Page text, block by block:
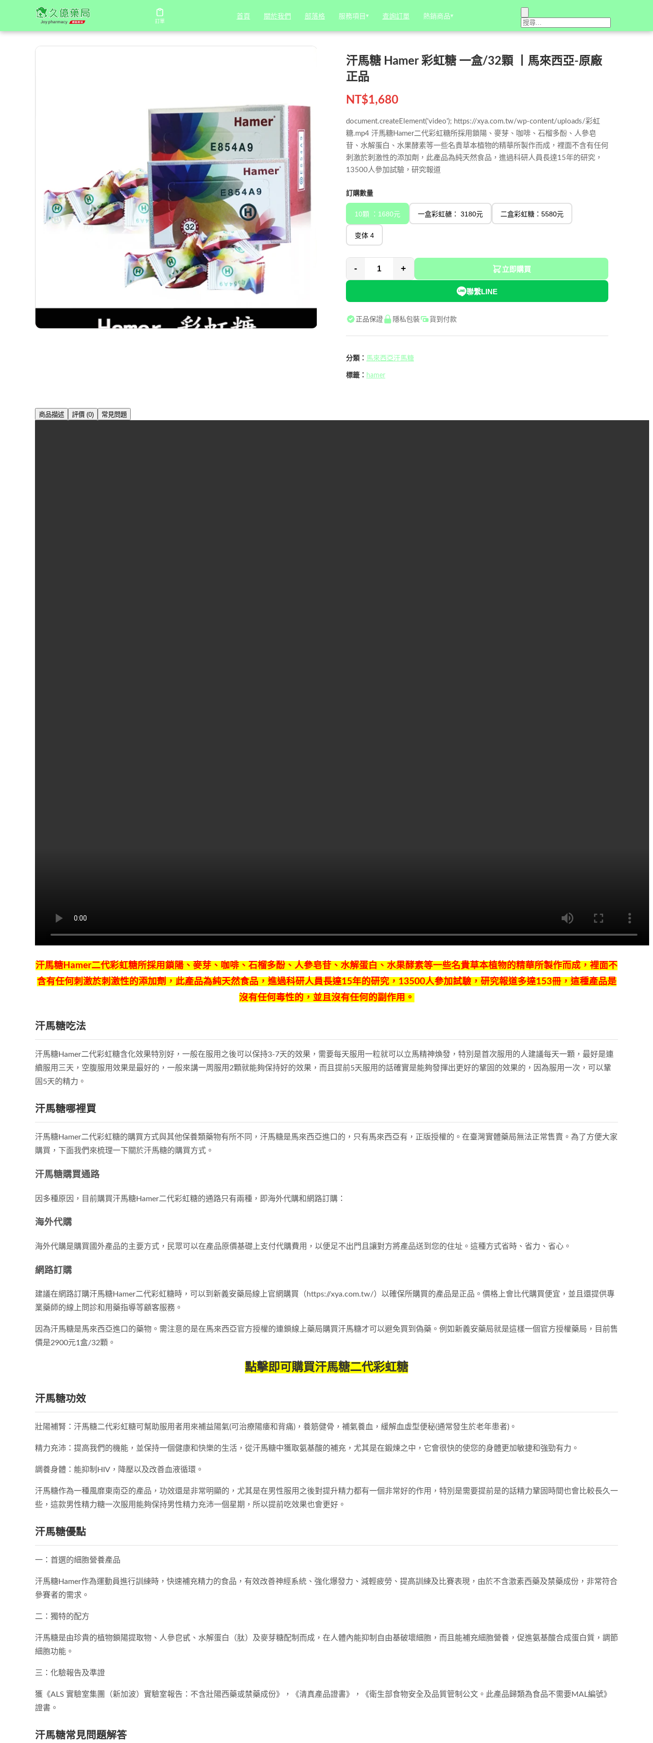
訂單
首頁 關於我們 部落格 服務項目 ▾ 查詢訂單 熱銷商品▾
訂單
首頁 關於我們 部落格 服務項目 ▾ 查詢訂單 熱銷商品▾
首頁 / 商店 / 馬來西亞汗馬糖 汗馬糖 Hamer 彩虹糖 一盒/32顆 丨馬來西亞-原廠正品
汗馬糖 Hamer 彩虹糖 一盒/32顆 丨馬來西亞-原廠
正品
NT$1,680
document.createElement('video'); https://xya.com.tw/wp-content/uploads/彩虹
糖.mp4 汗馬糖Hamer二代彩虹糖所採用鎖陽、麥芽、咖啡、石榴多酚、人參皂
苷、水解蛋白、水果酵素等一些名貴草本植物的精華所製作而成，裡面不含有任何
刺激於刺激性的添加劑，此產品為純天然食品，進過科研人員長達15年的研究，
13500人參加試驗，研究報道
訂購數量
10顆 ：1680元 一盒彩虹赯： 3180元 二盒彩虹糖：5580元
变体 4
- + 立即購買
聯繫LINE
正品保證 隱私包裝 貨到付款
分類： 馬來西亞汗馬糖
標籤： hamer
商品描述 評價 (0) 常見問題
汗馬糖Hamer二代彩虹糖所採用鎖陽、麥芽、咖啡、石榴多酚、人參皂苷、水解蛋白、水果酵素等一些名貴草本植物的精華所製作而成，裡面不
含有任何刺激於刺激性的添加劑，此產品為純天然食品，進過科研人員長達15年的研究，13500人參加試驗，研究報道多達153冊，這種產品是
沒有任何毒性的，並且沒有任何的副作用。
汗馬糖吃法
汗馬糖Hamer二代彩虹糖含化效果特別好，一般在服用之後可以保持3-7天的效果，需要每天服用一粒就可以立馬精神煥發，特別是首次服用的人建議每天一顆，最好是連
續服用三天，空腹服用效果是最好的，一般來講一周服用2顆就能夠保持好的效果，而且提前5天服用的話確實是能夠發揮出更好的鞏固的效果的，因為服用一次，可以鞏
固5天的精力。
汗馬糖哪裡買
汗馬糖Hamer二代彩虹糖的購買方式與其他保養類藥物有所不同，汗馬糖是馬來西亞進口的，只有馬來西亞有，正版授權的。在臺灣實體藥局無法正常售賣。為了方便大家
購買，下面我們來梳理一下關於汗馬糖的購買方式。
汗馬糖購買通路
因多種原因，目前購買汗馬糖Hamer二代彩虹糖的通路只有兩種，即海外代購和網路訂購：
海外代購
海外代購是購買國外產品的主要方式，民眾可以在產品原價基礎上支付代購費用，以便足不出門且讓對方將產品送到您的住址。這種方式省時、省力、省心。
網路訂購
建議在網路訂購汗馬糖Hamer二代彩虹糖時，可以到新義安藥局線上官網購買（https://xya.com.tw/）以確保所購買的產品是正品。價格上會比代購買便宜，並且還提供專
業藥師的線上問診和用藥指導等顧客服務。
因為汗馬糖是馬來西亞進口的藥物。需注意的是在馬來西亞官方授權的連鎖線上藥局購買汗馬糖才可以避免買到偽藥。例如新義安藥局就是這樣一個官方授權藥局，目前售
價是2900元1盒/32顆。
點擊即可購買汗馬糖二代彩虹糖
汗馬糖功效
壯陽補腎：汗馬糖二代彩虹糖可幫助服用者用來補益陽氣(可治療陽痿和背痛)，養筋健骨，補氣養血，緩解血虛型便秘(通常發生於老年患者)。
精力充沛：提高我們的機能，並保持一個健康和快樂的生活，從汗馬糖中獲取氨基酸的補充，尤其是在鍛煉之中，它會很快的使您的身體更加敏捷和強勁有力。
調養身體：能抑制HIV，降壓以及改善血液循環。
汗馬糖作為一種風靡東南亞的產品，功效還是非常明顯的，尤其是在男性服用之後對提升精力都有一個非常好的作用，特別是需要提前是的話精力鞏固時間也會比較長久一
些，這款男性精力糖一次服用能夠保持男性精力充沛一個星期，所以提前吃效果也會更好。
汗馬糖優點
一：首選的細胞營養產品
汗馬糖Hamer作為運動員進行訓練時，快速補充精力的食品，有效改善神經系統、強化爆發力、減輕疲勞、提高訓練及比賽表現，由於不含激素西藥及禁藥成份，非常符合
參賽者的需求。
二：獨特的配方
汗馬糖是由珍貴的植物鎖陽提取物、人參皀甙、水解蛋白（肽）及麥芽糖配制而成，在人體內能抑制自由基破壞細胞，而且能補充細胞營養，促進氨基酸合成蛋白質，調節
細胞功能。
三：化驗報告及準證
獲《ALS 實驗室集團（新加波）實驗室報告：不含壯陽西藥或禁藥成份》，《清真產品證書》，《衛生部食物安全及品質管制公文。此產品歸類為食品不需要MAL編號》
證書。
汗馬糖常見問題解答